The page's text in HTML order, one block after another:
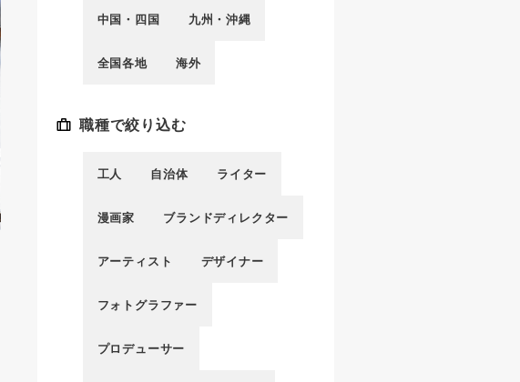
中国・四国 九州・沖縄
全国各地 海外
職種で絞り込む
工人 自治体 ライター
漫画家 ブランドディレクター
アーティスト デザイナー
フォトグラファー
プロデューサー